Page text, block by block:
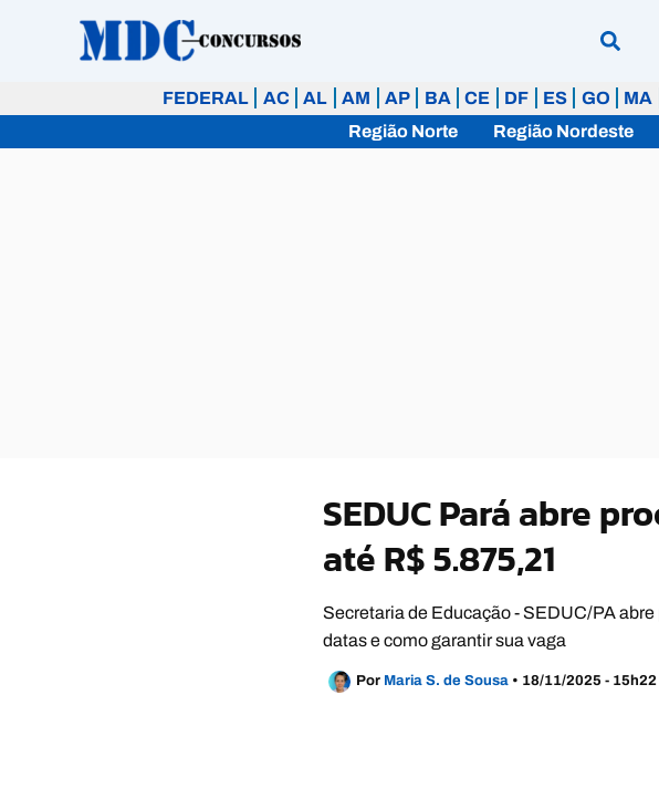
FEDERAL AC AL AM AP BA CE DF ES GO MA
Região Norte
Região Nordeste
SEDUC Pará abre
até R$ 5.875,21
Secretaria de Educação - SEDUC/PA
datas e como garantir sua vaga
Por Maria S. de Sousa • 18/11/2025 - 15h22